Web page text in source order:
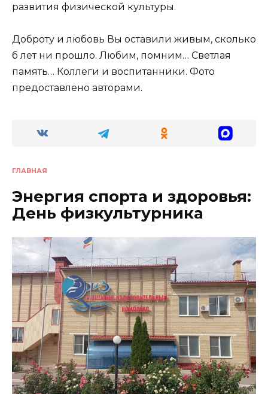
развития физической культуры.
Доброту и любовь Вы оставили живым, сколько
б лет ни прошло. Любим, помним… Светлая
память… Коллеги и воспитанники. Фото
предоставлено авторами.
ГЛАВНАЯ
Энергия спорта и здоровья:
День физкультурника